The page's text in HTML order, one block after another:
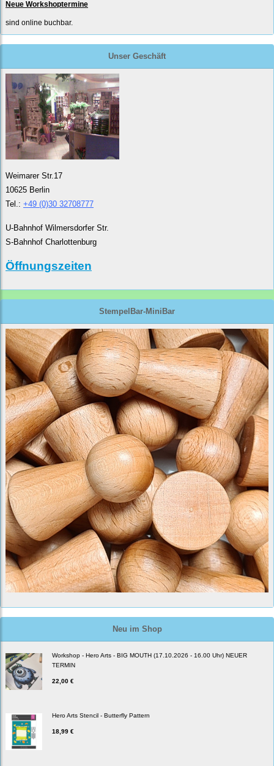
Neue Workshoptermine
sind online buchbar.
Unser Geschäft
Weimarer Str.17
10625 Berlin
Tel.: +49 (0)30 32708777
U-Bahnhof Wilmersdorfer Str.
S-Bahnhof Charlottenburg
Öffnungszeiten
StempelBar-MiniBar
Neu im Shop
Workshop - Hero Arts - BIG MOUTH (17.10.2026 - 16.00 Uhr) NEUER
TERMIN
22,00 €
Hero Arts Stencil - Butterfly Pattern
18,99 €